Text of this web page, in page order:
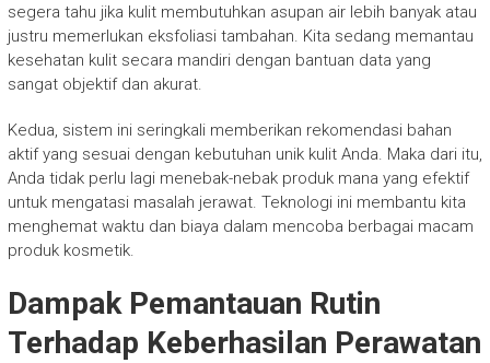
segera tahu jika kulit membutuhkan asupan air lebih banyak atau
justru memerlukan eksfoliasi tambahan. Kita sedang memantau
kesehatan kulit secara mandiri dengan bantuan data yang
sangat objektif dan akurat.
Kedua, sistem ini seringkali memberikan rekomendasi bahan
aktif yang sesuai dengan kebutuhan unik kulit Anda. Maka dari itu,
Anda tidak perlu lagi menebak-nebak produk mana yang efektif
untuk mengatasi masalah jerawat. Teknologi ini membantu kita
menghemat waktu dan biaya dalam mencoba berbagai macam
produk kosmetik.
Dampak Pemantauan Rutin
Terhadap Keberhasilan Perawatan